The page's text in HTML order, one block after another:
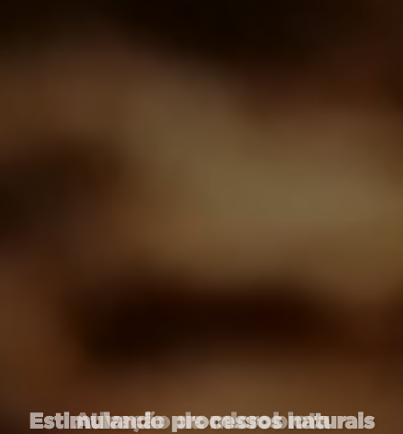
Estimulando processos naturais